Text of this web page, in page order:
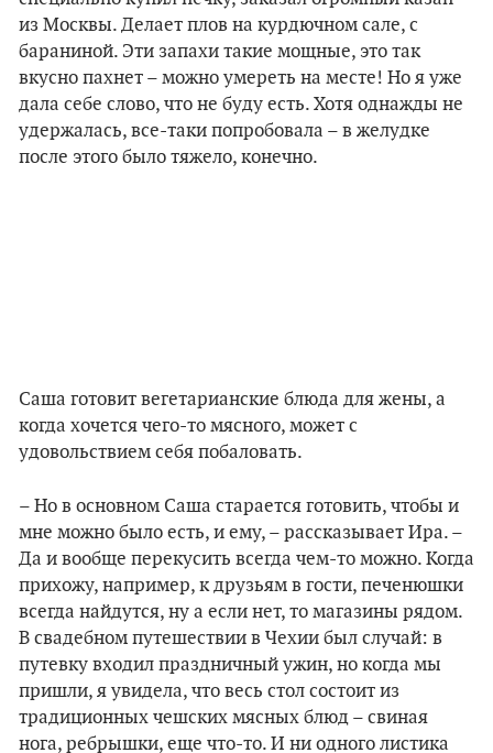
из Москвы. Делает плов на курдючном сале, с
бараниной. Эти запахи такие мощные, это так
вкусно пахнет – можно умереть на месте! Но я уже
дала себе слово, что не буду есть. Хотя однажды не
удержалась, все-таки попробовала – в желудке
после этого было тяжело, конечно.
Саша готовит вегетарианские блюда для жены, а
когда хочется чего-то мясного, может с
удовольствием себя побаловать.
– Но в основном Саша старается готовить, чтобы и
мне можно было есть, и ему, – рассказывает Ира. –
Да и вообще перекусить всегда чем-то можно. Когда
прихожу, например, к друзьям в гости, печенюшки
всегда найдутся, ну а если нет, то магазины рядом.
В свадебном путешествии в Чехии был случай: в
путевку входил праздничный ужин, но когда мы
пришли, я увидела, что весь стол состоит из
традиционных чешских мясных блюд – свиная
нога, ребрышки, еще что-то. И ни одного листика